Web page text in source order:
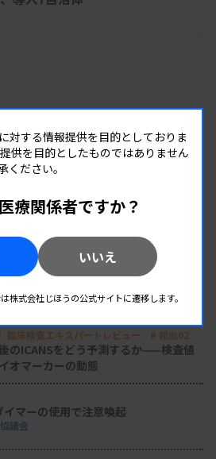
臨床検査エキスパートレビュー # 輸血02
のICANSをどう予測するか——検査値
オマーカーの動態
イマーの使用で注意喚起
議会
対する情報提供を目的としておりま
供を目的としたものではありません
ください。
療関係者ですか？
いいえ
株式会社じほうの公式サイトに遷移します。